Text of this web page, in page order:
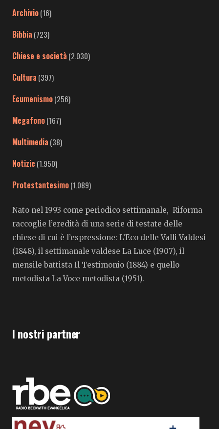
Archivio(16)
Bibbia (723)
Chiese e società (2.030)
Cultura (397)
Ecumenismo(256)
Megafono(167)
Multimedia (38)
Notizie (1.950)
Protestantesimo(1.089)
Nato nel 1993 come periodico settimanale, Riforma
raccoglie l’eredità di una serie di testate delle
chiese di cui è l’espressione: L’Eco delle Valli Valdesi
(1848), il settimanale valdese La Luce (1907), il
mensile battista Il Testimonio (1884) e quello
metodista La Voce metodista (1951).
I nostri partner